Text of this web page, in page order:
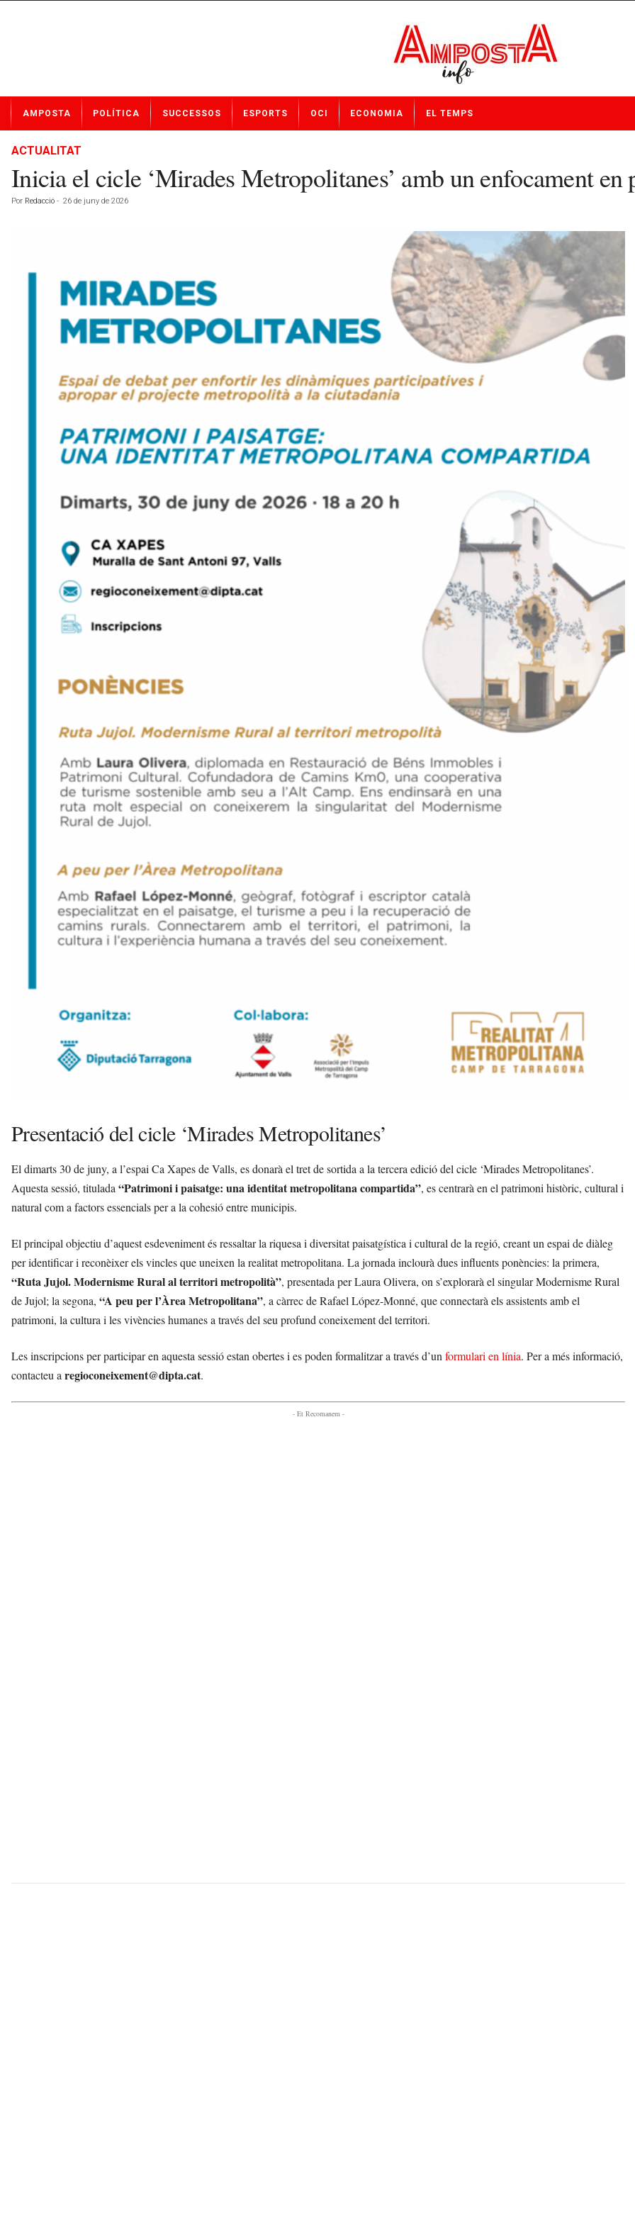
t
AMPOSTA POLÍTICA SUCCESSOS ESPORTS OCI ECONOMIA EL TEMPS
ACTUALITAT
Inicia el cicle ‘Mirades Metropolitanes’ amb un enfocament
Por Redacció - 26 de juny de 2026
Presentació del cicle ‘Mirades Metropolitanes’
El dimarts 30 de juny, a l’espai Ca Xapes de Valls, es donarà el tret de sortida a la tercera edició del cicle ‘Mirades Metropolitanes’.
Aquesta sessió, titulada“Patrimoni i paisatge: una identitat metropolitana compartida”, es centrarà en el patrimoni històric, cultural i
natural com a factors essencials per a la cohesió entre municipis.
El principal objectiu d’aquest esdeveniment és ressaltar la riquesa i diversitat paisatgística i cultural de la regió, creant un espai de diàleg
per identificar i reconèixer els vincles que uneixen la realitat metropolitana. La jornada inclourà dues influents ponències: la primera,
“Ruta Jujol. Modernisme Rural al territori metropolità”, presentada per Laura Olivera, on s’explorarà el singular Modernisme Rural
de Jujol; la segona, “A peu per l’Àrea Metropolitana”, a càrrec de Rafael López-Monné, que connectarà els assistents amb el
patrimoni, la cultura i les vivències humanes a través del seu profund coneixement del territori.
Les inscripcions per participar en aquesta sessió estan obertes i es poden formalitzar a través d’unformulari en línia. Per a més informació,
contacteu aregioconeixement@dipta.cat.
- Et Recomanem -